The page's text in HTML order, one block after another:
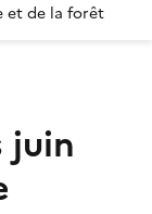
et de la forêt
juin